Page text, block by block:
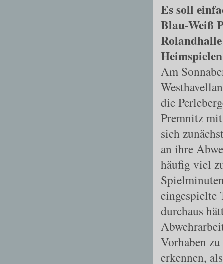
Es soll
Blau-Weiß
Am
die
Premnitz
sich
an ihre
häufig viel
eingespielte
durchaus
Vorhaben
erkennen,